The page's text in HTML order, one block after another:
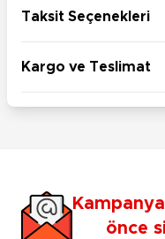
Taksit Seçenekleri
Kargo ve Teslimat
önce